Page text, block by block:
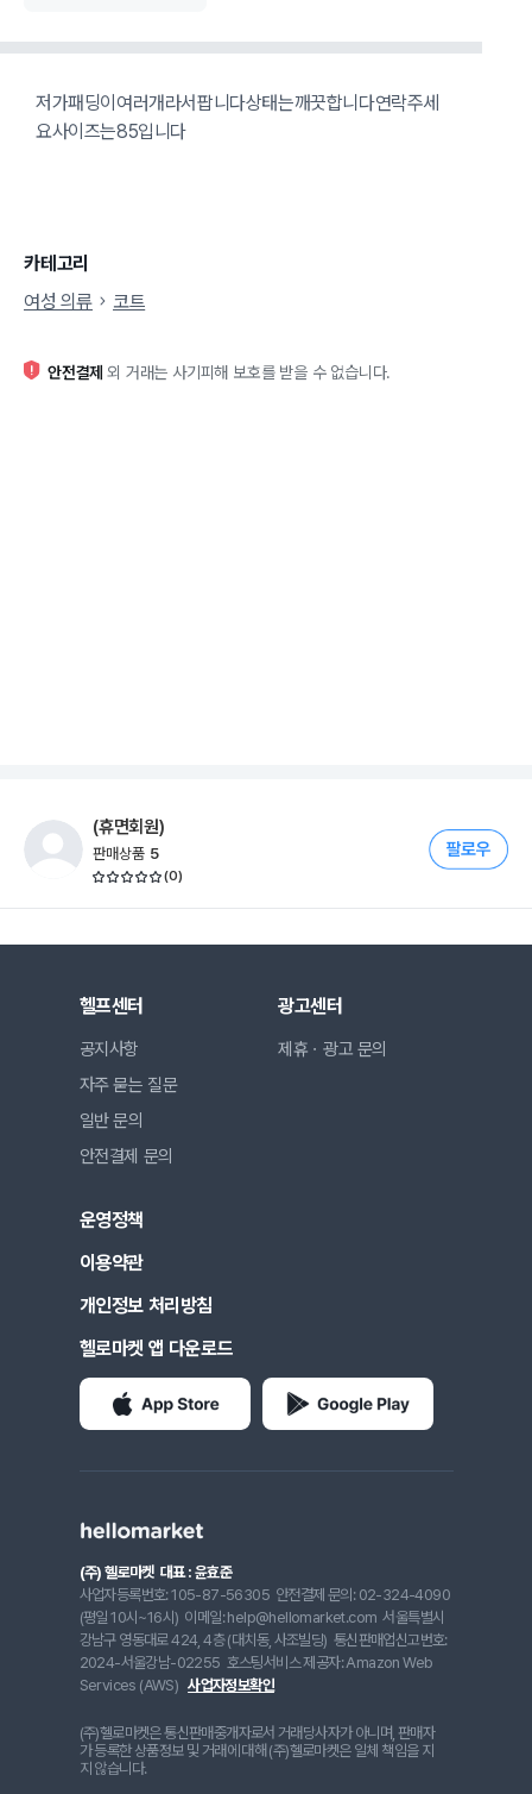
저가패딩이여러개라서팝니다상태는깨끗합니다연락주세
요사이즈는85입니다
카테고리
여성 의류
코트
안전결제 외 거래는 사기피해 보호를 받을 수 없습니다.
(휴면회원)
판매상품 5
(0)
헬프센터
공지사항
자주 묻는 질문
일반 문의
안전결제 문의
광고센터
제휴ㆍ광고 문의
운영정책
이용약관
개인정보 처리방침
헬로마켓 앱 다운로드
(주) 헬로마켓 대표 : 윤효준
사업자등록번호: 105-87-56305 안전결제 문의: 02-324-4090
(평일 10시~16시) 이메일: help@hellomarket.com 서울특별시
강남구 영동대로 424, 4층 (대치동, 사조빌딩) 통신판매업신고번호:
2024-서울강남-02255 호스팅서비스 제공자: Amazon Web
Services (AWS) 사업자정보확인
(주)헬로마켓은 통신판매중개자로서 거래당사자가 아니며, 판매자
가 등록한 상품정보 및 거래에 대해 (주)헬로마켓은 일체 책임을 지
지 않습니다.